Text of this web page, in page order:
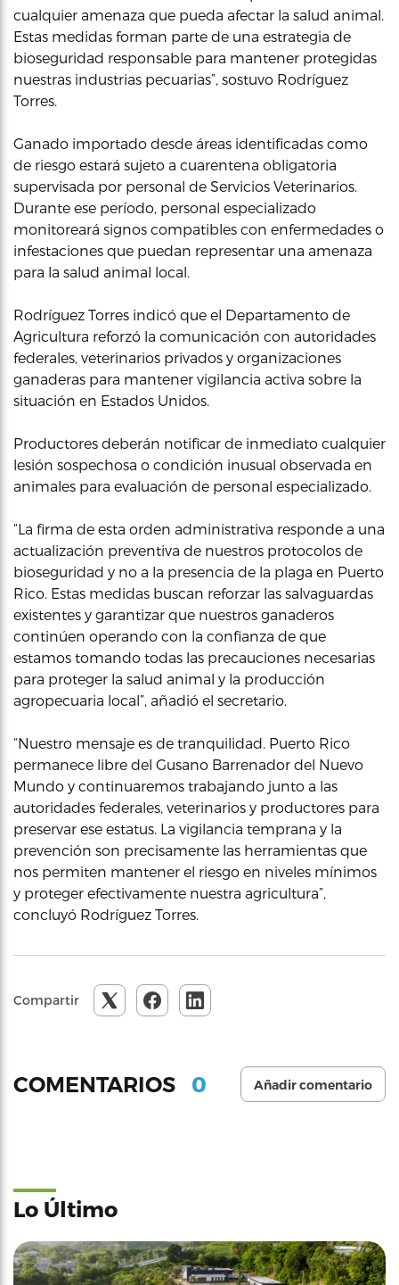
cualquier amenaza que pueda afectar la salud animal.
Estas medidas forman parte de una estrategia de
bioseguridad responsable para mantener protegidas
nuestras industrias pecuarias”, sostuvo Rodríguez
Torres.
Ganado importado desde áreas identificadas como
de riesgo estará sujeto a cuarentena obligatoria
supervisada por personal de Servicios Veterinarios.
Durante ese período, personal especializado
monitoreará signos compatibles con enfermedades o
infestaciones que puedan representar una amenaza
para la salud animal local.
Rodríguez Torres indicó que el Departamento de
Agricultura reforzó la comunicación con autoridades
federales, veterinarios privados y organizaciones
ganaderas para mantener vigilancia activa sobre la
situación en Estados Unidos.
Productores deberán notificar de inmediato cualquier
lesión sospechosa o condición inusual observada en
animales para evaluación de personal especializado.
“La firma de esta orden administrativa responde a una
actualización preventiva de nuestros protocolos de
bioseguridad y no a la presencia de la plaga en Puerto
Rico. Estas medidas buscan reforzar las salvaguardas
existentes y garantizar que nuestros ganaderos
continúen operando con la confianza de que
estamos tomando todas las precauciones necesarias
para proteger la salud animal y la producción
agropecuaria local”, añadió el secretario.
“Nuestro mensaje es de tranquilidad. Puerto Rico
permanece libre del Gusano Barrenador del Nuevo
Mundo y continuaremos trabajando junto a las
autoridades federales, veterinarios y productores para
preservar ese estatus. La vigilancia temprana y la
prevención son precisamente las herramientas que
nos permiten mantener el riesgo en niveles mínimos
y proteger efectivamente nuestra agricultura”,
concluyó Rodríguez Torres.
Compartir
COMENTARIOS 0 Añadir comentario
Lo Último